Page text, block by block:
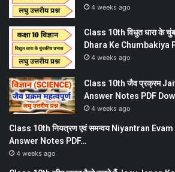
4 weeks ago
Class 10th विधुत धारा के
Dhara Ke Chumbakiya
4 weeks ago
Class 10th जैव प्रक्रम
Answer Notes PDF
4 weeks ago
Class 10th नियत्रण एवं समन्वय Niyantran
Answer Notes PDF…
4 weeks ago